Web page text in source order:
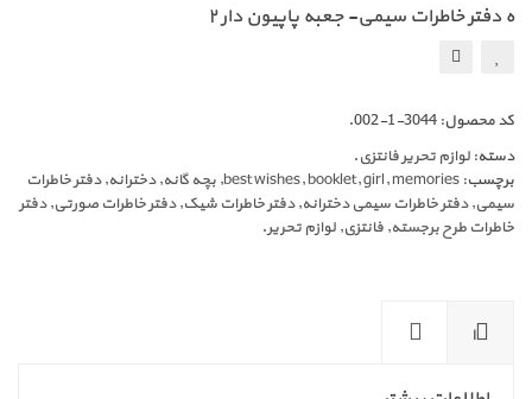
ه دفتر خاطرات سیمی- جعبه پاپیون دار ۲
کد محصول: 3044-1-002
.
دسته: لوازم تحریر فانتزی.
برچسب:
best wishes,booklet,girl,memories
, بچه گانه,دخترانه,دفتر خاطرات
سیمی,دفتر خاطرات سیمی دخترانه,دفتر خاطرات شیک,دفتر خاطرات صورتی,دفتر
خاطرات طرح برجسته, فانتزی, لوازم تحریر.
ا
لا